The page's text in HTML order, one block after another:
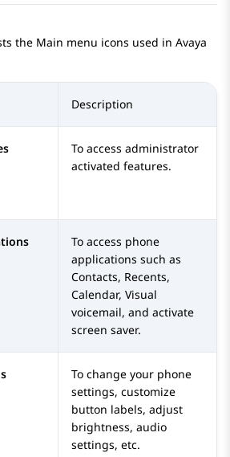
the Main menu icons used in Avaya
Description
To access administrator
activated features.
To access phone
applications such as
Contacts, Recents,
Calendar, Visual
voicemail, and activate
screen saver.
To change your phone
settings, customize
button labels, adjust
brightness, audio
settings, etc.